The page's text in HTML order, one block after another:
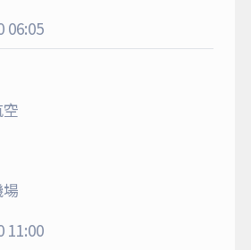
06:05
11:00